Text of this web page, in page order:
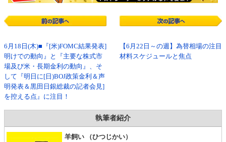
6月18日(木)■『[米)FOMC結果発表]
明けでの動向』と『主要な株式市
場及び米・長期金利の動向』、そ
して『明日に[日)BOJ政策金利＆声
明発表＆黒田日銀総裁の記者会見]
を控える点』に注目！
【6月22日～の週】為替相場の注目
材料スケジュールと焦点
執筆者紹介
羊飼い （ひつじかい）